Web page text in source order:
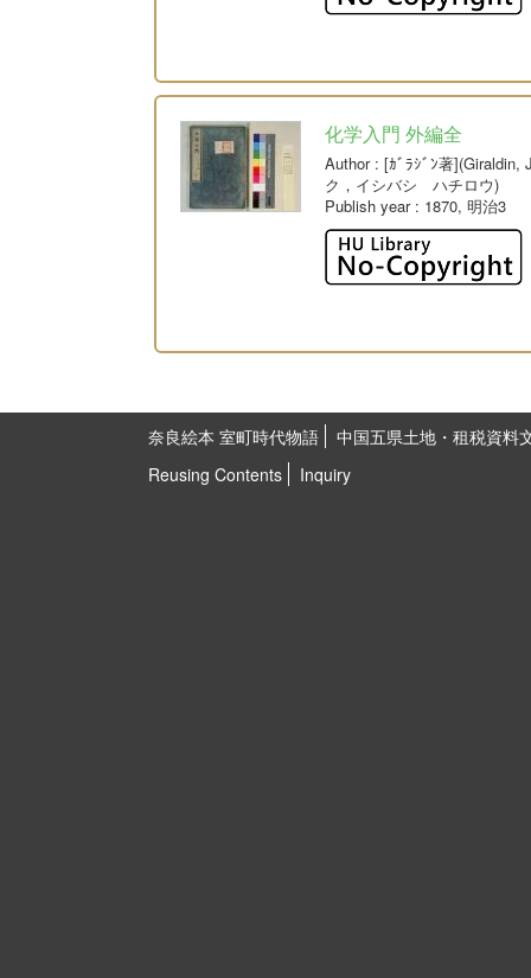
化学入門 外編全
Author: [ｶﾞﾗｼﾞﾝ著](Giraldin,
ク，イシバシ ハチロウ)
Publish year: 1870, 明治3
奈良絵本 室町時代物語
中国五県土地・租税資料
Reusing Contents
Inquiry